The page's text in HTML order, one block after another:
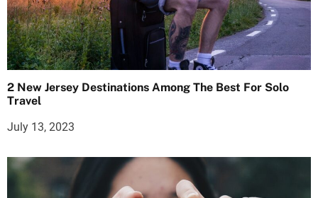
2 New Jersey Destinations Among The Best For Solo
Travel
July 13, 2023